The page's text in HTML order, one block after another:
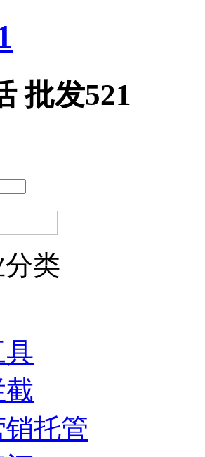
批发521
类
具
截
托管